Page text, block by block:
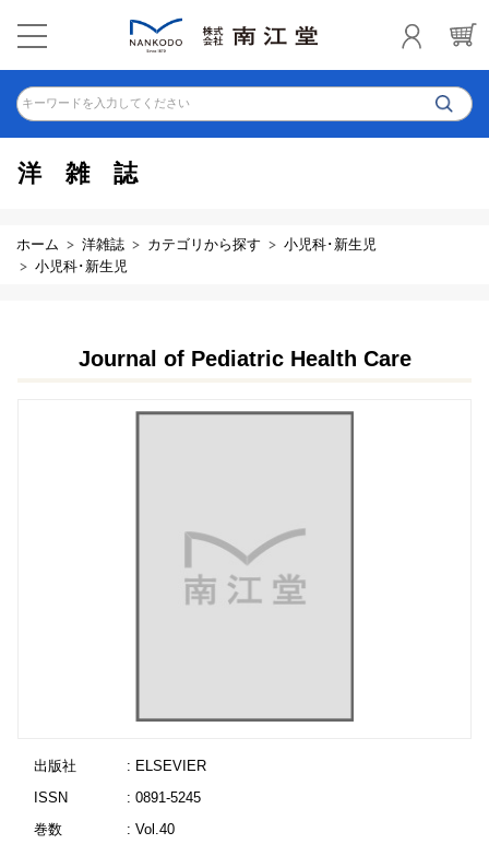
キーワードを入力してください
洋雑誌
ホーム 洋雑誌 カテゴリから探す
小児科･新生児
小児科･新生児
Journal of Pediatric Health Care
出版社
: ELSEVIER
ISSN
: 0891-5245
巻数
: Vol.40